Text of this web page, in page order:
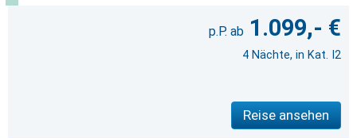
1.099,- €
4 Nächte, in Kat. I2
Reise ansehen